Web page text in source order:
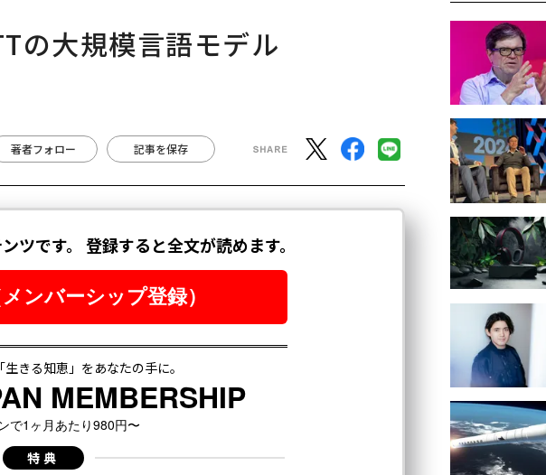
大規模言語モデル
著者フォロー 記事を保存